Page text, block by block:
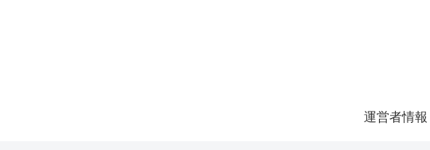
運営者情報